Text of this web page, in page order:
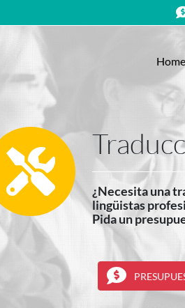
Home
¿Necesita una
lingüistas
Pida un